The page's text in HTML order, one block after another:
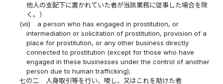
他人の支配下に置かれていた者が当該業務に従事した場合を除
く。）
(vii)
a person who has engaged in prostitution, or
intermediation or solicitation of prostitution, provision of a
place for prostitution, or any other business directly
connected to prostitution (except for those who have
engaged in these businesses under the control of another
person due to human trafficking);
七の二
人身取引等を行い、唆し、又はこれを助けた者